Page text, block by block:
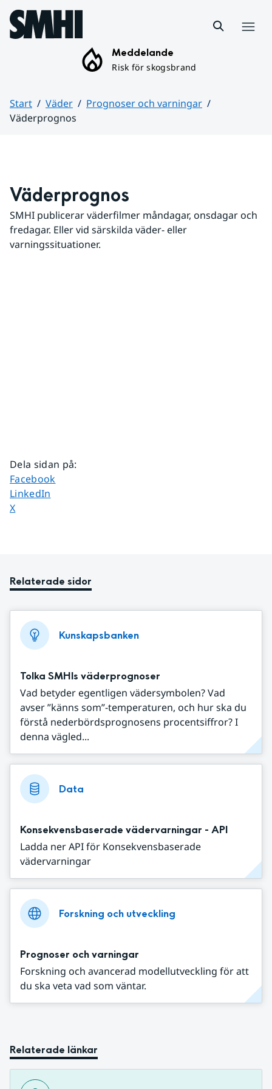
Hoppa till sidans innehåll
Meddelande
Risk för skogsbrand
Start Väder
Prognoser och varningar
Väderprognos
Väderprognos
SMHI publicerar väderfilmer måndagar, onsdagar och
fredagar. Eller vid särskilda väder- eller
varningssituationer.
Dela sidan på:
Dela sidan på
Facebook
Dela sidan på
LinkedIn
Dela sidan på
X
Relaterade sidor
Kunskapsbanken
Tolka SMHIs väderprognoser
Vad betyder egentligen vädersymbolen? Vad
avser ”känns som”-temperaturen, och hur ska du
förstå nederbördsprognosens procentsiffror? I
denna vägled...
Data
Konsekvensbaserade vädervarningar - API
Ladda ner API för Konsekvensbaserade
vädervarningar
Forskning och utveckling
Prognoser och varningar
Forskning och avancerad modellutveckling för att
du ska veta vad som väntar.
Relaterade länkar